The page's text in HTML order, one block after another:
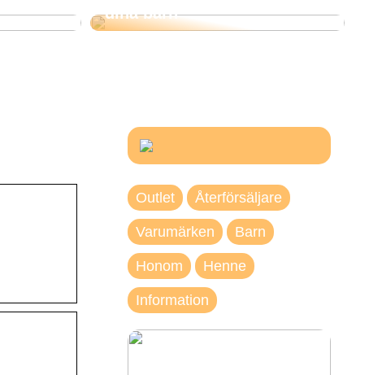
dina barn
Outlet Återförsäljare
Varumärken Barn
Honom Henne
Information